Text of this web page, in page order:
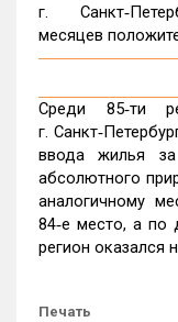
г.
месяцев
Среди 85‑ти
г.
ввода жилья
абсолютного
аналогичному
84‑е место, а по
регион оказался
Печать